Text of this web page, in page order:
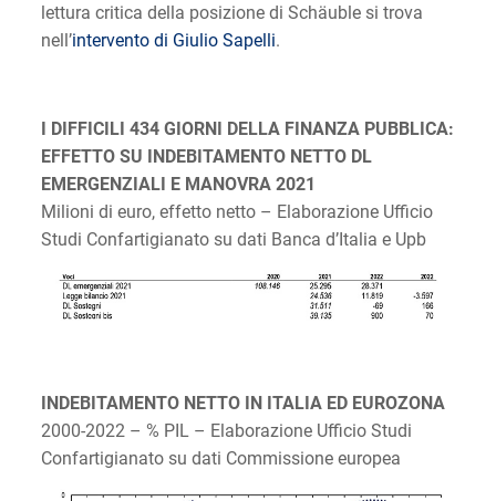
lettura critica della posizione di Schäuble si trova
nell’intervento di Giulio Sapelli.
I DIFFICILI 434 GIORNI DELLA FINANZA PUBBLICA:
EFFETTO SU INDEBITAMENTO NETTO DL
EMERGENZIALI E MANOVRA 2021
Milioni di euro, effetto netto – Elaborazione Ufficio
Studi Confartigianato su dati Banca d’Italia e Upb
INDEBITAMENTO NETTO IN ITALIA ED EUROZONA
2000-2022 – % PIL – Elaborazione Ufficio Studi
Confartigianato su dati Commissione europea